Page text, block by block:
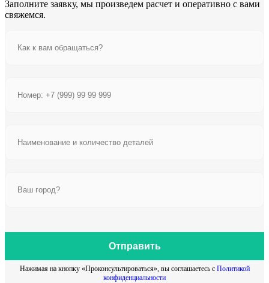
Заполните заявку, мы произведем расчет и оперативно с вами
свяжемся.
Отправить
Нажимая на кнопку «Проконсультироваться», вы соглашаетесь с Политикой
конфиденциальности